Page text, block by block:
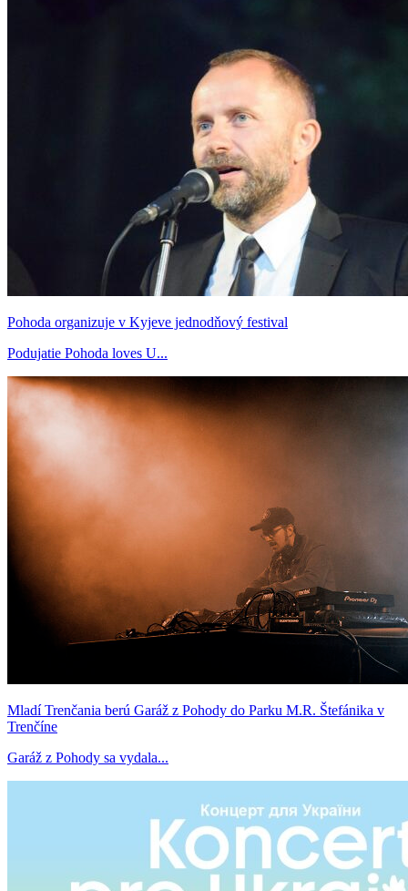
Pohoda organizuje v Kyjeve jednodňový festival
Podujatie Pohoda loves U...
Mladí Trenčania berú Garáž z Pohody do Parku M.R. Štefánika v
Trenčíne
Garáž z Pohody sa vydala...